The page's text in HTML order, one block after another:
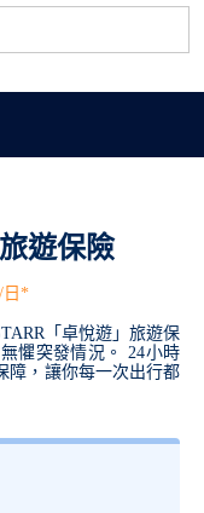
遊保險
日*
「卓悅遊」旅遊保
懼突發情況。 24小時
障，讓你每一次出行都